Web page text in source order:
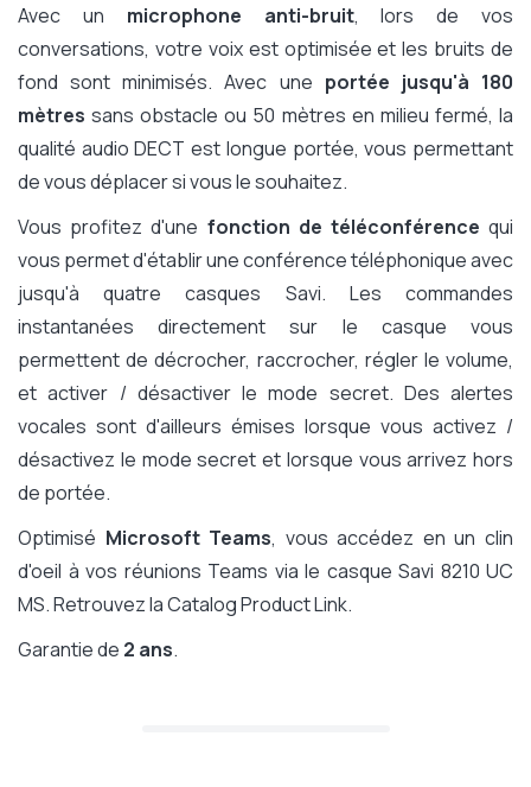
Avec un microphone anti-bruit, lors de vos
conversations, votre voix est optimisée et les bruits de
fond sont minimisés. Avec une portée jusqu'à 180
mètressans obstacle ou 50 mètres en milieu fermé, la
qualité audio DECT est longue portée, vous permettant
de vous déplacer si vous le souhaitez.
Vous profitez d'une fonction de téléconférence qui
vous permet d'établir une conférence téléphonique avec
jusqu'à quatre casques Savi. Les commandes
instantanées directement sur le casque vous
permettent de décrocher, raccrocher, régler le volume,
et activer / désactiver le mode secret. Des alertes
vocales sont d'ailleurs émises lorsque vous activez /
désactivez le mode secret et lorsque vous arrivez hors
de portée.
Optimisé Microsoft Teams, vous accédez en un clin
d'oeil à vos réunions Teams via le casque Savi 8210 UC
MS. Retrouvez la Catalog Product Link.
Garantie de 2 ans.